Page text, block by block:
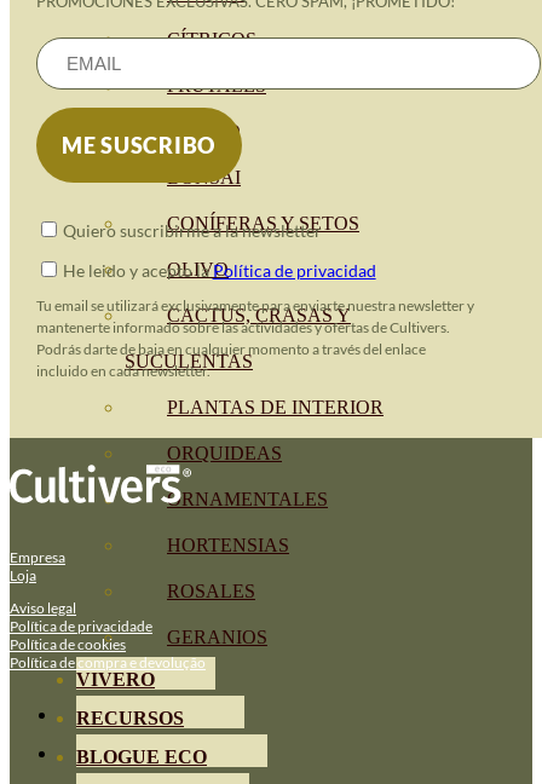
CÍTRICOS
FRUTALES
CÉSPED
BONSAI
CONÍFERAS Y SETOS
OLIVO
CACTUS, CRASAS Y
SUCULENTAS
PLANTAS DE INTERIOR
ORQUIDEAS
ORNAMENTALES
HORTENSIAS
ROSALES
GERANIOS
VIVERO
RECURSOS
BLOGUE ECO
Quiero suscribirme a la newsletter
He leido y acepto laPolítica de privacidad
Tu email se utilizará exclusivamente para enviarte nuestra newsletter y
mantenerte informado sobre las actividades y ofertas de Cultivers.
Podrás darte de baja en cualquier momento a través del enlace
incluido en cada newsletter.
Empresa
Loja
Aviso legal
Política de privacidade
Política de cookies
Política de compra e devolução